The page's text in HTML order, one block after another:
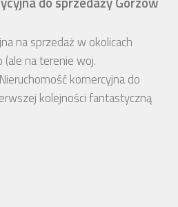
na sprzedaż w okolicach
(ale na terenie woj.
komercyjna do
kolejności fantastyczną